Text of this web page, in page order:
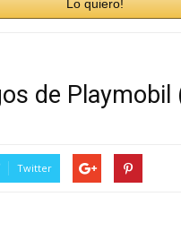
Lo quiero!
de Playmobil
Twitter